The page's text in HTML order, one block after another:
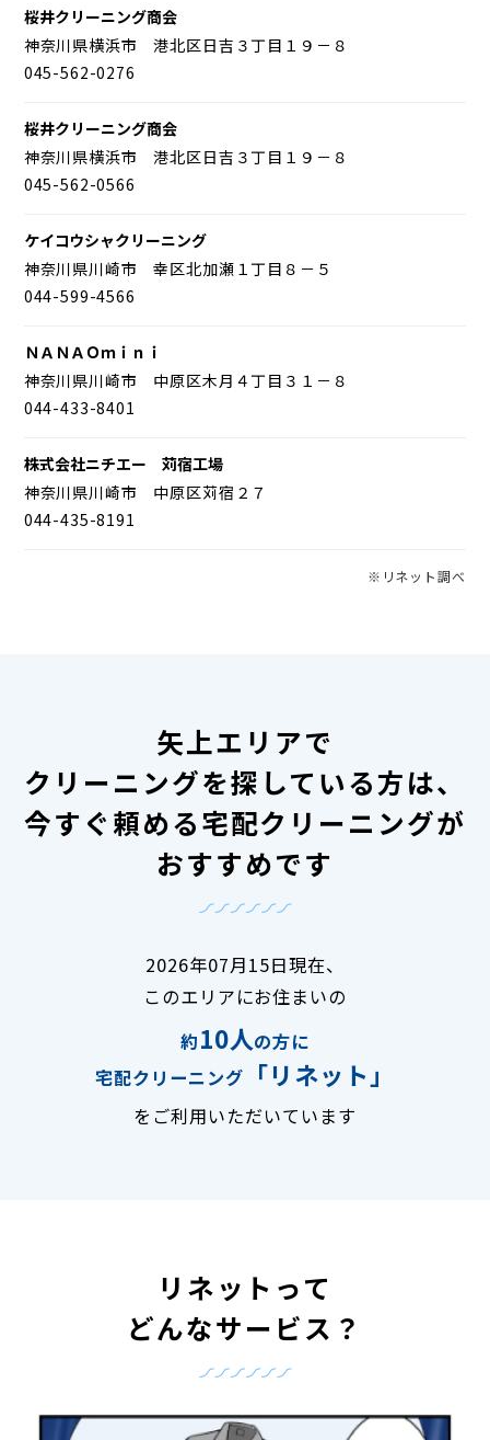
桜井クリーニング商会
神奈川県横浜市 港北区日吉３丁目１９－８
045-562-0276
桜井クリーニング商会
神奈川県横浜市 港北区日吉３丁目１９－８
045-562-0566
ケイコウシャクリーニング
神奈川県川崎市 幸区北加瀬１丁目８－５
044-599-4566
ＮＡＮＡＯｍｉｎｉ
神奈川県川崎市 中原区木月４丁目３１－８
044-433-8401
株式会社ニチエー 苅宿工場
神奈川県川崎市 中原区苅宿２７
044-435-8191
※リネット調べ
矢上エリアで
クリーニングを探している方は、
今すぐ頼める宅配クリーニングが
おすすめです
2026年07月15日現在、
このエリアにお住まいの
約10人の方に
宅配クリーニング
「リネット」
をご利用いただいています
リネットって
どんなサービス？